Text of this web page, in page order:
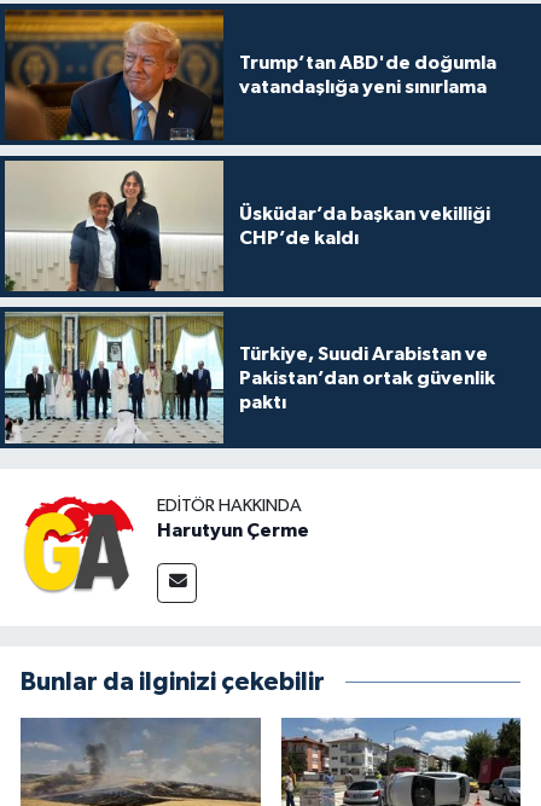
Trump’tan ABD'de doğumla
vatandaşlığa yeni sınırlama
Üsküdar’da başkan vekilliği
CHP’de kaldı
Türkiye, Suudi Arabistan ve
Pakistan’dan ortak güvenlik
paktı
EDITÖR HAKKINDA
Harutyun Çerme
Bunlar da ilginizi çekebilir